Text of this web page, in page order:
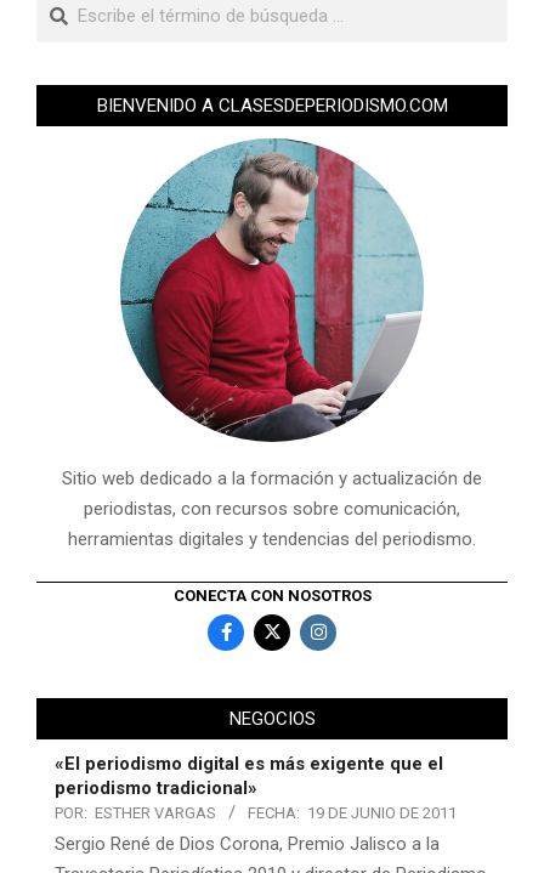
BIENVENIDO A CLASESDEPERIODISMO.COM
Sitio web dedicado a la formación y actualización de
periodistas, con recursos sobre comunicación,
herramientas digitales y tendencias del periodismo.
CONECTA CON NOSOTROS
NEGOCIOS
«El periodismo digital es más exigente que el
periodismo tradicional»
POR: ESTHER VARGAS FECHA: 19 DE JUNIO DE 2011
Sergio René de Dios Corona, Premio Jalisco a la